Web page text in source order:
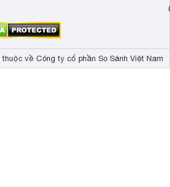
về Công ty cổ phần So Sánh Việt Nam